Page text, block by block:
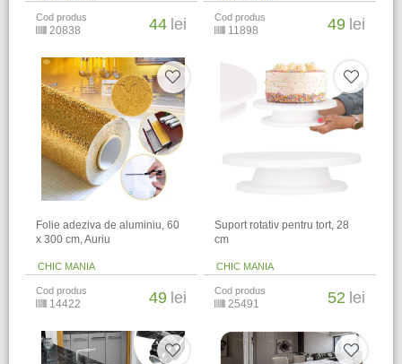
Cod produs
20838 44 lei Cod produs
11898 49 lei
Folie adeziva de aluminiu, 60
x 300 cm, Auriu
CHIC MANIA
Cod produs
14422 49 lei
Suport rotativ pentru tort, 28
cm
CHIC MANIA
Cod produs
25491 52 lei